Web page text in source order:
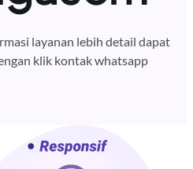
layanan lebih detail dapat
klik kontak whatsapp